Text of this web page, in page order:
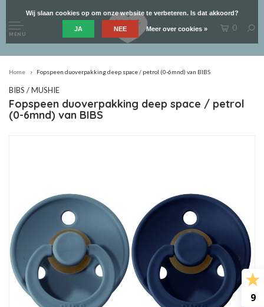
9
MENU
0
Home Fopspeen duoverpakking deep space / petrol (0-6mnd) van BIBS
BIBS / MUSHIE
Fopspeen duoverpakking deep space / petrol
(0-6mnd) van BIBS
Wij slaan cookies op om onze website te verbeteren. Is dat akkoord?
JA NEE Meer over cookies »